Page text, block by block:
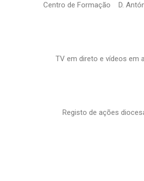
Centro de Formação D.
TV em direto e vídeos em
Registo de ações